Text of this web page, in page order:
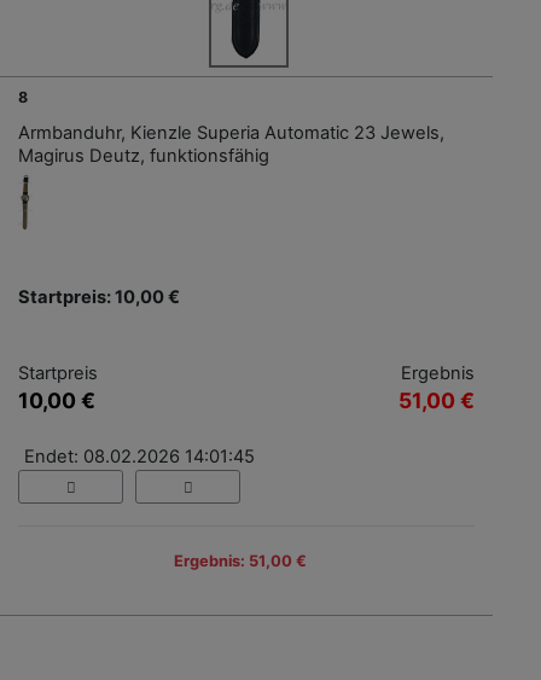
8
Armbanduhr, Kienzle Superia Automatic 23 Jewels,
Magirus Deutz, funktionsfähig
Startpreis: 10,00 €
Startpreis
10,00 €
Ergebnis
51,00 €
Endet: 08.02.2026 14:01:45
Ergebnis: 51,00 €